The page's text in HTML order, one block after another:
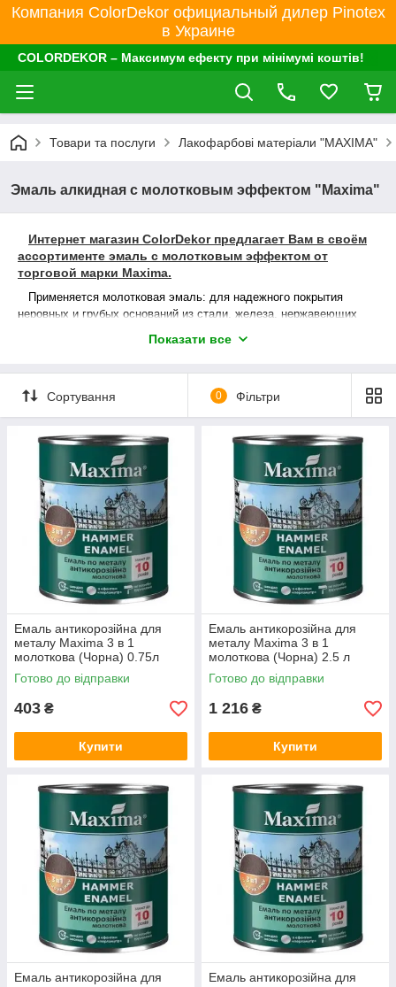
Компания ColorDekor официальный дилер Pinotex
в Украине
COLORDEKOR – Максимум ефекту при мінімумі коштів!
Товари та послуги Лакофарбові матеріали "MAXIMA"
Эмаль алкидная с молотковым эффектом "Maxima"
Интернет магазин ColorDekor предлагает Вам в своём
ассортименте эмаль с молотковым эффектом от
торговой марки Maxima.
Применяется молотковая эмаль: для надежного покрытия
неровных и грубых оснований из стали, железа, нержавеющих
маскирования шероховатых поверхностей) загрунтованных и
стальных поверхностей, эксплуатирующихся как в атмосферных
условиях, так и внутри помещений.
Кроме того, эмаль может наноситься на бетонные, деревянные
и даже некоторые пластиковые поверхности.
Не годиться молоткова емаль для нанесення на поверхні,
пофарбоване лакофарбовими матеріалами на нітро (НЦ) основі.
Показати все
Сортування 0 Фільтри
Емаль антикорозійна для
металу Maxima 3 в 1
молоткова (Чорна) 0.75л
Готово до відправки
403 ₴
Купити
Емаль антикорозійна для
металу Maxima 3 в 1
молоткова (Чорна) 2.5 л
Готово до відправки
1 216 ₴
Купити
Емаль антикорозійна для
Емаль антикорозійна для